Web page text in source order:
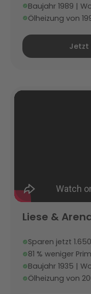
Baujahr 1989 |
Ölheizung von
Jetzt
Liese &
Sparen jetzt
81 % weniger
Baujahr 1935 |
Ölheizung von